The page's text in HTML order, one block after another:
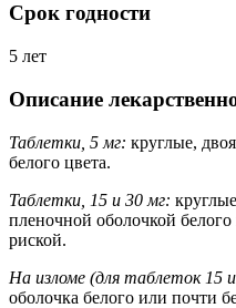
Срок годности
5 лет
Описание
Таблетки, 5 мг: круглые,
белого цвета.
Таблетки, 15 и 30 мг:
пленочной оболочкой
риской.
На изломе (для таблеток 15
оболочка белого или почти